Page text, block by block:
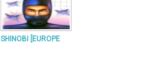
SHINOBI [EUROPE